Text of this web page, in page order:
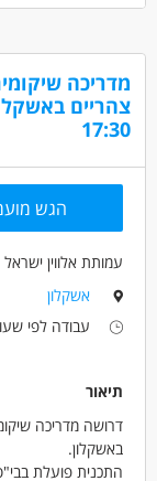
• המשרה פונה לכל
דרושים בתחום
חינוך, הוראה
חינוך, הוראה
מאפייני משרה
משרה מלאה
חיילים משוחררים
מדריכה
17:30
הגש
עמותת אלווין ישראל
אשקלון
עבודה לפי
תיאור
דרושה מדריכה
באשקלון.
התכנית פועלת